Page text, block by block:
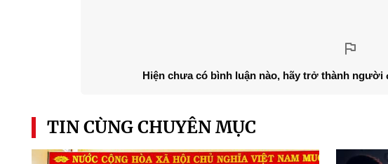
Hiện chưa có bình luận nào, hãy trở thành người
TIN CÙNG CHUYÊN MỤC